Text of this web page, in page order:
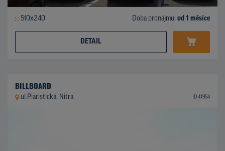
510x240 Doba pronájmu: od 1 měsíce
DETAIL
BILLBOARD
ul.Piaristická, Nitra ID 41954